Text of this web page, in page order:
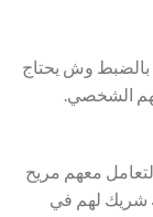
بالضبط وش يحتاج
الشخصي.
معهم مريح
شريك لهم في